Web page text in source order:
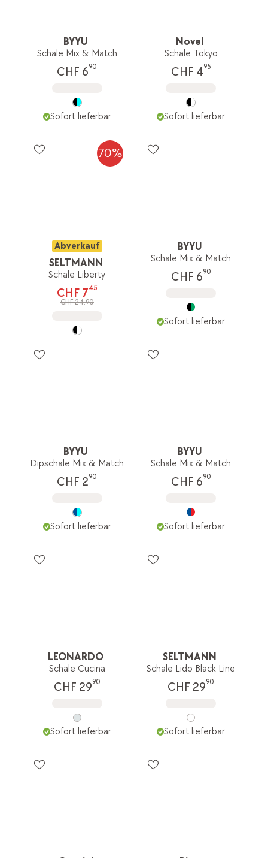
BYYU
Schale Mix & Match
CHF 690
Sofort lieferbar
Novel
Schale Tokyo
CHF 495
Sofort lieferbar
70%
Abverkauf
SELTMANN
Schale Liberty
CHF 745
CHF 24.90
BYYU
Schale Mix & Match
CHF 690
Sofort lieferbar
BYYU
Dipschale Mix & Match
CHF 290
Sofort lieferbar
BYYU
Schale Mix & Match
CHF 690
Sofort lieferbar
LEONARDO
Schale Cucina
CHF 2990
Sofort lieferbar
SELTMANN
Schale Lido Black Line
CHF 2990
Sofort lieferbar